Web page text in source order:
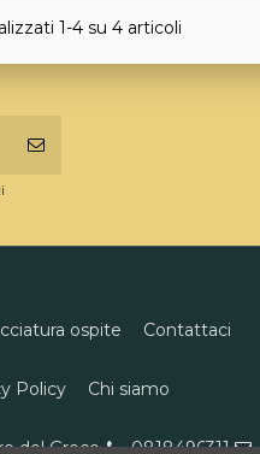
1-4 su 4 articoli
ospite Contattaci
Policy Chi siamo
del Greco 0818496311